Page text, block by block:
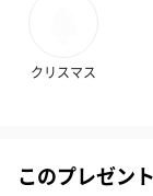
クリスマス
このプレゼン